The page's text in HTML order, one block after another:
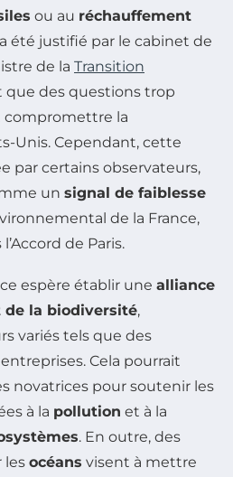
ou au réchauffement
été justifié par le cabinet de
de la Transition
que des questions trop
compromettre la
Unis. Cependant, cette
par certains observateurs,
un signal de faiblesse
de la France,
de Paris.
espère établir une alliance
de la biodiversité,
variés tels que des
Cela pourrait
novatrices pour soutenir les
à la pollution et à la
. En outre, des
les océans visent à mettre